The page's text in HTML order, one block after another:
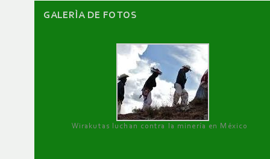
GALERÌA DE FOTOS
Wirakutas luchan contra la minería en México